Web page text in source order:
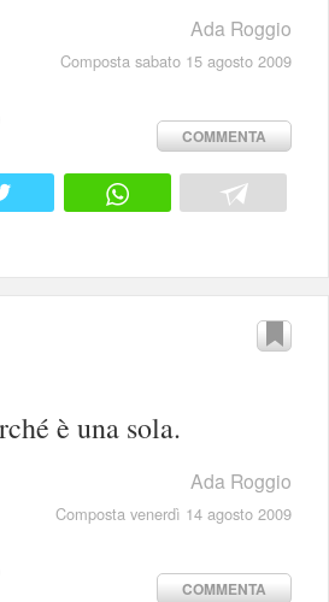
Ada Roggio
Composta sabato 15 agosto 2009
COMMENTA
è una sola.
Ada Roggio
Composta venerdì 14 agosto 2009
COMMENTA